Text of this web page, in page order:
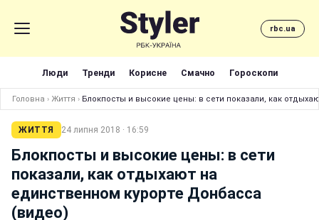
rbc.ua
Люди Тренди Корисне Смачно Гороскопи
Головна › Життя › Блокпосты и высокие цены: в сети показали, как
ЖИТТЯ 24 липня 2018 · 16:59
Блокпосты и высокие цены: в сети
показали, как отдыхают на
единственном курорте Донбасса
(видео)